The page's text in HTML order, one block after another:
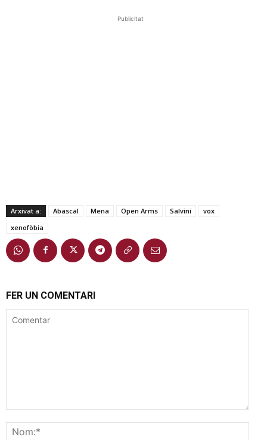
Publicitat
Arxivat a: Abascal Mena Open Arms Salvini
vox
xenofòbia
FER UN COMENTARI